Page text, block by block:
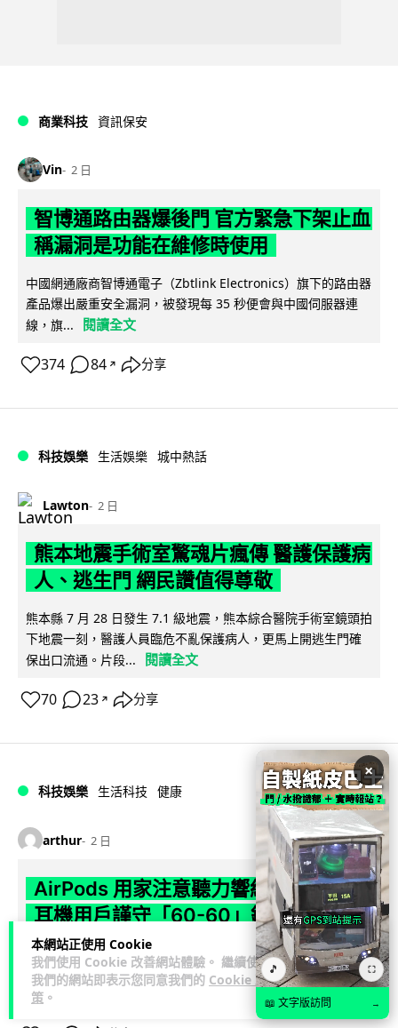
本網站正使用 Cookie
我們使用 Cookie 改善網站體驗。 繼續使用
我們的網站即表示您同意我們的 Cookie 政
策 。
商業科技 資訊保安
Vin 2 日
智博通路由器爆後門 官方緊急下架止血
稱漏洞是功能在維修時使用
中國網通廠商智博通電子（Zbtlink Electronics）旗下的路由器
產品爆出嚴重安全漏洞，被發現每 35 秒便會與中國伺服器連
線，旗...
閱讀全文
374 84 ↗ 分享
科技娛樂 生活娛樂 城中熱話
Lawton 2 日
熊本地震手術室驚魂片瘋傳 醫護保護病
人、逃生門 網民讚值得尊敬
熊本縣 7 月 28 日發生 7.1 級地震，熊本綜合醫院手術室鏡頭拍
下地震一刻，醫護人員臨危不亂保護病人，更馬上開逃生門確
保出口流通。片段...
閱讀全文
70 23 ↗ 分享
科技娛樂 生活科技 健康
arthur 2 日
AirPods 用家注意聽力響紅燈 醫學界籲
耳機用戶謹守「60-60」鐵律
長時間高音量佩戴耳機可能導致永久性噪音性聽損。本文盤點 4
大聽力受損警號，介紹科學護耳的「60-60 原則」及 Apple 內
置防護功能，...
×
🎵 ⛶
📖 文字版訪問 →